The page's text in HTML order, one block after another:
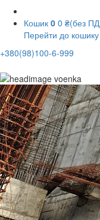
Кошик 0 0 ₴(без
Перейти до кошику
+380(98)100-6-999